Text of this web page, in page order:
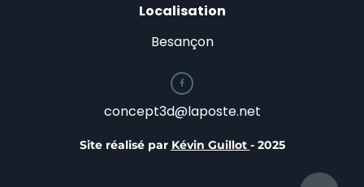
Localisation
Besançon

concept3d@laposte.net
Site réalisé par Kévin Guillot - 2025